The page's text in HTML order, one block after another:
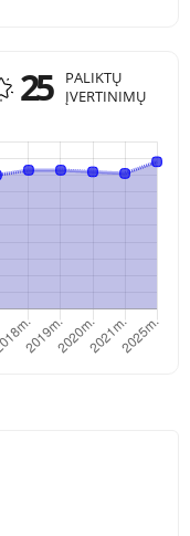
25
PALIKTŲ
ĮVERTINIMŲ